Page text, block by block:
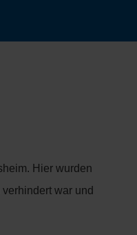
Hier wurden
war und